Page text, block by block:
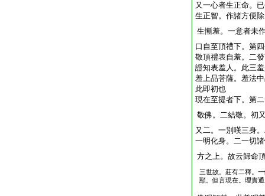
又一心者生正命。
生正智。作諸方便
生慚羞。一意者未
口自至頂禮下。第
敬頂禮表自羞。二
證知表羞人。此三
羞上品菩薩。羞法
此即初也
現在至提者下。第
敬佛。二結敬。初
又二。一別嘆三身
一明化身。二一切
方之上。故云歸命
三世故。莊有二釋。
顯。但言現在。理實